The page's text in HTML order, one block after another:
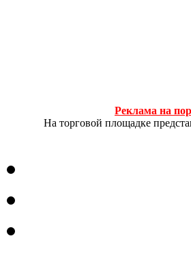
Реклама на
На торговой площадке